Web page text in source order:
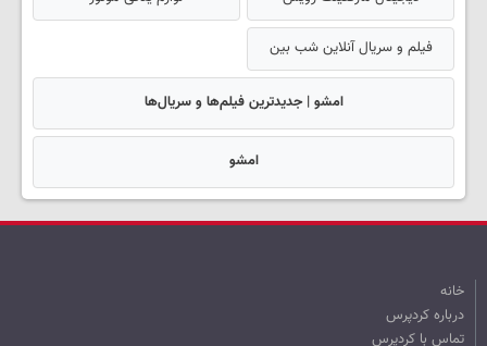
فیلم و سریال آنلاین شب بین
امشو | جدیدترین فیلم‌ها و سریال‌ها
امشو
خانه
درباره کردپرس
تماس با کردپرس